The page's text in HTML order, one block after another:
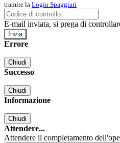
tramite la Login Spaggiari
E-mail inviata, si prega di
Errore
Chiudi
Successo
Chiudi
Informazione
Chiudi
Attendere...
Attendere il completamento